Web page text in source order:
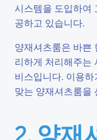
시스템을 도입하여
공하고 있습니다.
양재셔츠룸은 바쁜
리하게 처리해주는
비스입니다. 이용
맞는 양재셔츠룸을